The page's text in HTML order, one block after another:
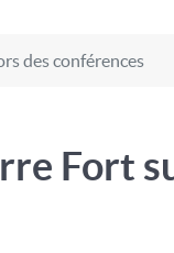
des conférences
Fort